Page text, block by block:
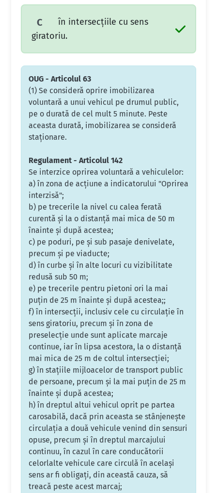
C
în intersecţiile cu sens
giratoriu.
OUG - Articolul 63
(1) Se consideră oprire imobilizarea
voluntară a unui vehicul pe drumul public,
pe o durată de cel mult 5 minute. Peste
aceasta durată, imobilizarea se consideră
staţionare.
Regulament - Articolul 142
Se interzice oprirea voluntară a vehiculelor:
a) în zona de acţiune a indicatorului "Oprirea
interzisă";
b) pe trecerile la nivel cu calea ferată
curentă şi la o distanţă mai mica de 50 m
înainte şi după acestea;
c) pe poduri, pe şi sub pasaje denivelate,
precum şi pe viaducte;
d) în curbe şi în alte locuri cu vizibilitate
redusă sub 50 m;
e) pe trecerile pentru pietoni ori la mai
puţin de 25 m înainte şi după acestea;;
f) în intersecţii, inclusiv cele cu circulaţie în
sens giratoriu, precum şi în zona de
preselecţie unde sunt aplicate marcaje
continue, iar în lipsa acestora, la o distanţă
mai mica de 25 m de coltul intersecţiei;
g) în staţiile mijloacelor de transport public
de persoane, precum şi la mai puţin de 25 m
înainte şi după acestea;
h) în dreptul altui vehicul oprit pe partea
carosabilă, dacă prin aceasta se stânjeneşte
circulaţia a două vehicule venind din sensuri
opuse, precum şi în dreptul marcajului
continuu, în cazul în care conducătorii
celorlalte vehicule care circulă în acelaşi
sens ar fi obligaţi, din această cauza, să
treacă peste acest marcaj;